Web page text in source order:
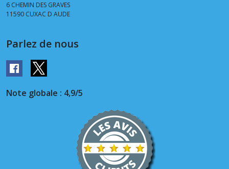
6 CHEMIN DES GRAVES
11590 CUXAC D AUDE
Parlez de nous
Note globale : 4,9/5